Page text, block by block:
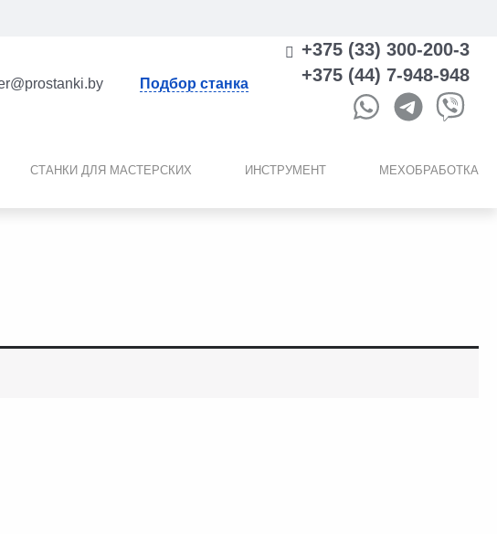
Подбор станка
+375 (33) 300-200-3
+375 (44) 7-948-948
СТАНКИ ДЛЯ МАСТЕРСКИХ ИНСТРУМЕНТ МЕХОБРАБОТКА